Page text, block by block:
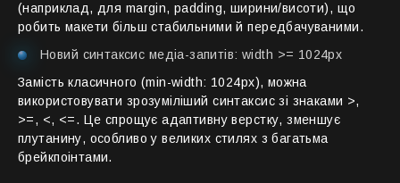
(наприклад, для margin, padding, ширини/висоти), що
робить макети більш стабильними й передбачуваними.
Новий синтаксис медіа-запитів: width >= 1024px
Замість класичного (min-width: 1024px), можна
використовувати зрозуміліший синтаксис зі знаками >,
>=, <, <=. Це спрощує адаптивну верстку, зменшує
плутанину, особливо у великих стилях з багатьма
брейкпоінтами.